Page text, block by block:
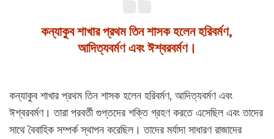
কন্যাকুব শাখার প্রথম তিন শাসক হলেন হরিবর্মণ,
আদিত্যবর্মণ এবং ঈশ্বরবর্মণ।
কন্যাকুব শাখার প্রথম তিন শাসক হলেন হরিবর্মণ, আদিত্যবর্মণ এবং
ঈশ্বরবর্মণ। তারা পরবর্তী গুপ্তদের শক্তি গ্রহণ করতে এসেছিল এবং তাদের
সাথে বৈবাহিক সম্পর্ক স্থাপন করেছিল। তাদের মর্যাদা সাধারণ রাজাদের